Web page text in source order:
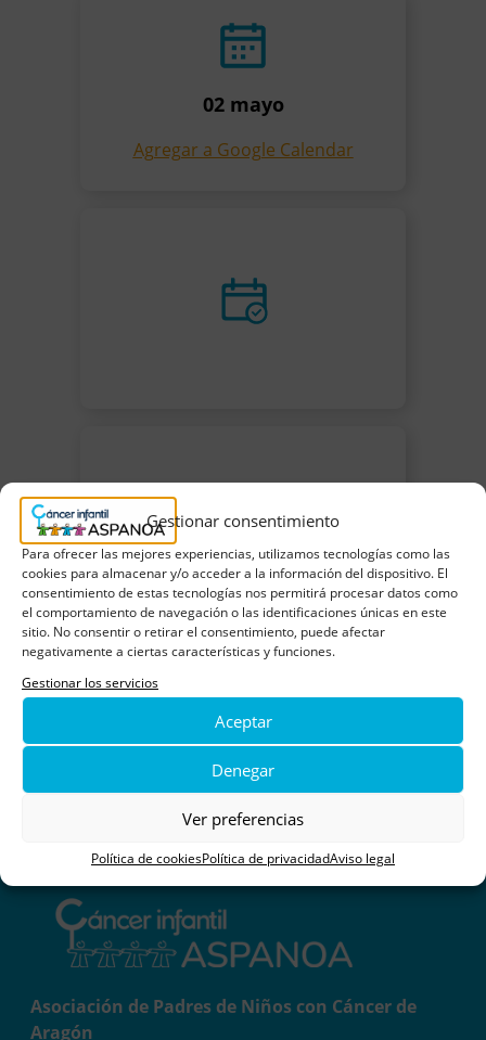
Gestionar consentimiento
Para ofrecer las mejores experiencias, utilizamos tecnologías como las
cookies para almacenar y/o acceder a la información del dispositivo. El
consentimiento de estas tecnologías nos permitirá procesar datos como
el comportamiento de navegación o las identificaciones únicas en este
sitio. No consentir o retirar el consentimiento, puede afectar
negativamente a ciertas características y funciones.
Gestionar los servicios
Aceptar
Denegar
Ver preferencias
Política de cookiesPolítica de privacidadAviso legal
02 mayo
Agregar a Google Calendar
Asociación de Padres de Niños con Cáncer de
Aragón